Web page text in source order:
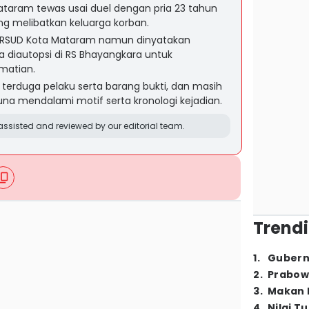
tewas usai duel dengan pria 23 tahun
melibatkan keluarga korban.
Kota Mataram namun dinyatakan
di RS Bhayangkara untuk
pelaku serta barang bukti, dan masih
mendalami motif serta kronologi kejadian.
and reviewed by our editorial team.
1.
2.
3. Makan